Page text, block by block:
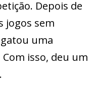
Depois de
jogos sem
uma
isso, deu um